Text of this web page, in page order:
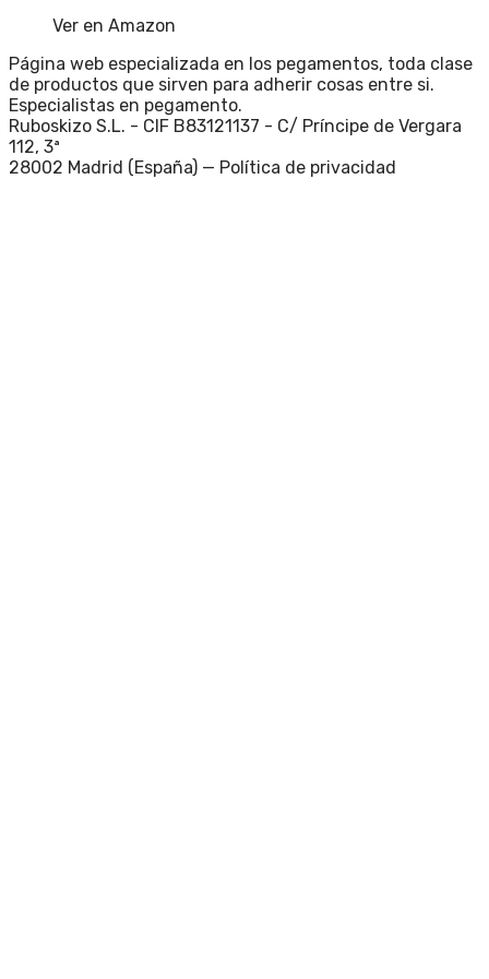
Ver en Amazon
Página web especializada en los pegamentos, toda clase
de productos que sirven para adherir cosas entre si.
Especialistas en pegamento.
Ruboskizo S.L. - CIF B83121137 - C/ Príncipe de Vergara
112, 3ª
28002 Madrid (España) — Política de privacidad